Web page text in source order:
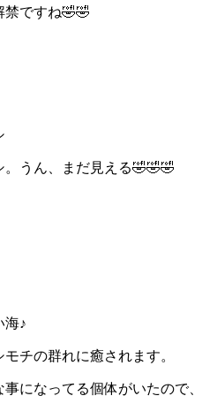
禁ですね🤣🤣
うん、まだ見える🤣🤣🤣
海♪
チの群れに癒されます。
になってる個体がいたので、